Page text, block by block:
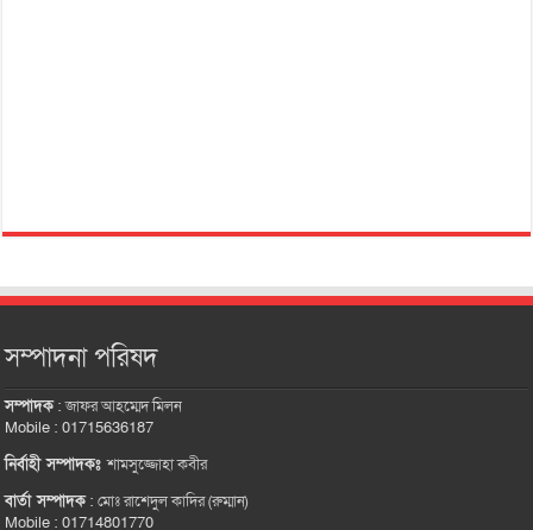
সম্পাদনা পরিষদ
সম্পাদক:জাফর আহম্মেদ মিলন
Mobile : 01715636187
নির্বাহী সম্পাদকঃশামসুজ্জোহা কবীর
বার্তা সম্পাদক:মোঃ রাশেদুল কাদির (রুম্মান)
Mobile : 01714801770